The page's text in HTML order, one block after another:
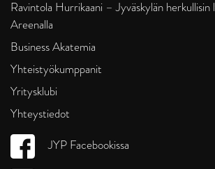
Ravintola Hurrikaani – Jyväskylän herkullisin
Areenalla
Business Akatemia
Yhteistyökumppanit
Yritysklubi
Yhteystiedot
JYP Facebookissa